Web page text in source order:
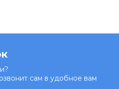
сам в удобное вам